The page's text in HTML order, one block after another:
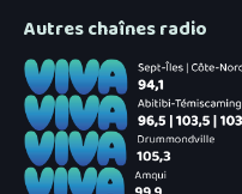
Autres chaînes radio